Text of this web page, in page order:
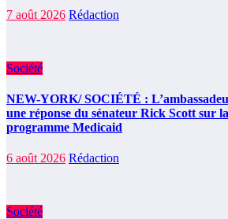
7 août 2026 Rédaction
Société
NEW-YORK/ SOCIÉTÉ :
une réponse du sénateur Rick Scott sur
programme Medicaid
6 août 2026 Rédaction
Société